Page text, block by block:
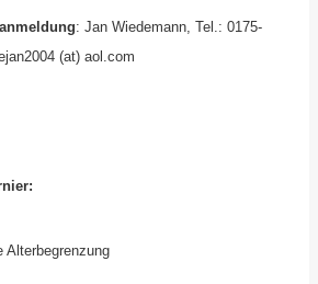
: Jan Wiedemann, Tel.: 0175-
(at) aol.com
Alterbegrenzung